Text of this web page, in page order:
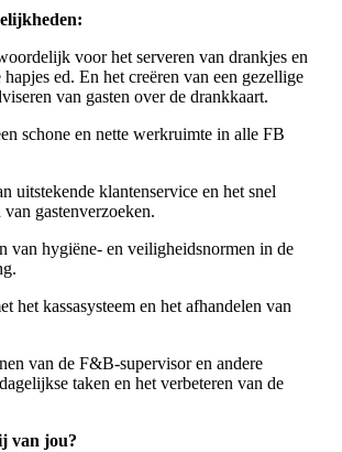
voor het serveren van drankjes en
ed. En het creëren van een gezellige
van gasten over de drankkaart.
schone en nette werkruimte in alle FB
uitstekende klantenservice en het snel
gastenverzoeken.
van hygiëne- en veiligheidsnormen in de
het kassasysteem en het afhandelen van
van de F&B-supervisor en andere
taken en het verbeteren van de
van jou?